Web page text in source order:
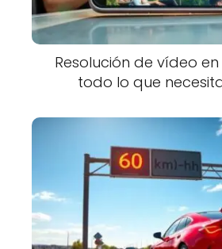
Resolución de vídeo
todo lo que